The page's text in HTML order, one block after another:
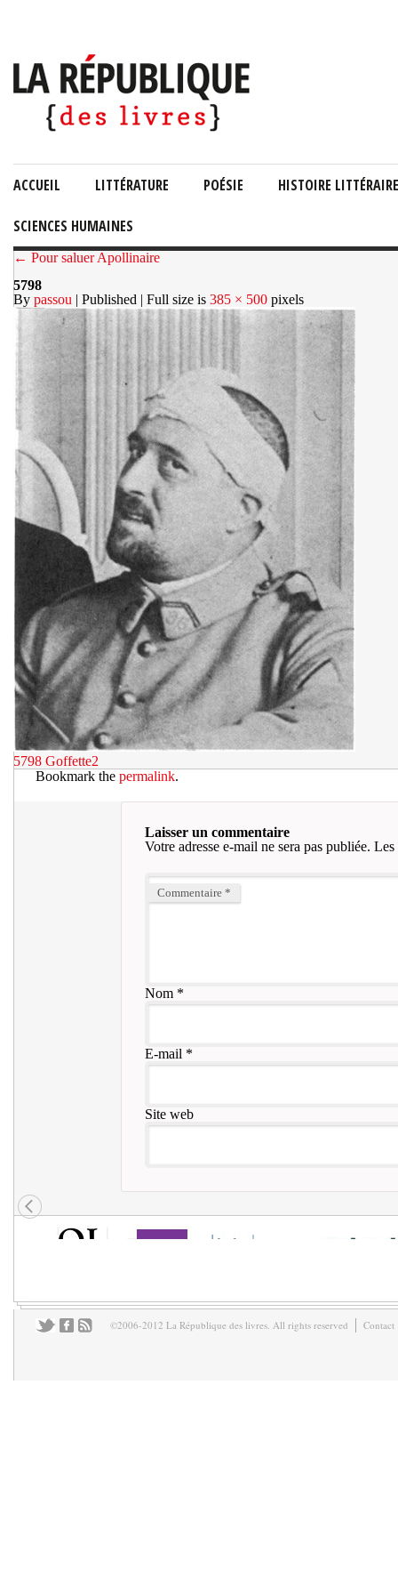
ACCUEIL LITTÉRATURE POÉSIE HISTOIRE LITTÉRAIRE
SCIENCES HUMAINES
← Pour saluer Apollinaire
5798
By passou | Published | Full size is 385 × 500 pixels
5798 Goffette2
Bookmark the permalink.
Laisser un commentaire
Votre adresse e-mail ne sera pas publiée. Les
Commentaire *
Nom*
E-mail *
Site web
©2006-2012 La République des livres. All rights reserved Contact